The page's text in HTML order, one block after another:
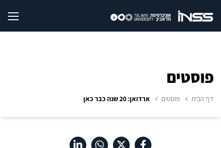
פוסטים
דף הבית פוסטים ארדואן: 20 שנה כבר כאן